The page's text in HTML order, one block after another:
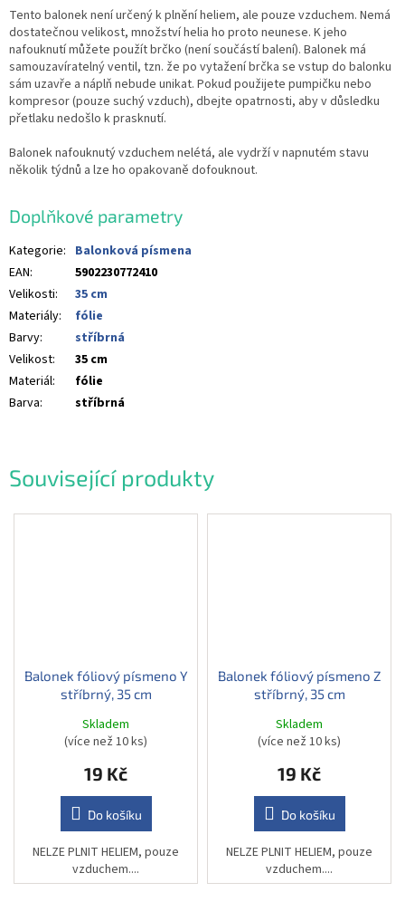
Související produkty
Balonek fóliový písmeno Y
stříbrný, 35 cm
Skladem
(více než 10 ks)
19 Kč
Do košíku
NELZE PLNIT HELIEM, pouze
vzduchem....
Balonek fóliový písmeno Z
stříbrný, 35 cm
Skladem
(více než 10 ks)
19 Kč
Do košíku
NELZE PLNIT HELIEM, pouze
vzduchem....
Tento balonek není určený k plnění heliem, ale pouze vzduchem. Nemá
dostatečnou velikost, množství helia ho proto neunese. K jeho
nafouknutí můžete použít brčko (není součástí balení). Balonek má
samouzavíratelný ventil, tzn. že po vytažení brčka se vstup do balonku
sám uzavře a náplň nebude unikat. Pokud použijete pumpičku nebo
kompresor (pouze suchý vzduch), dbejte opatrnosti, aby v důsledku
přetlaku nedošlo k prasknutí.
Balonek nafouknutý vzduchem nelétá, ale vydrží v napnutém stavu
několik týdnů a lze ho opakovaně dofouknout.
Doplňkové parametry
Kategorie: Balonková písmena
EAN:
5902230772410
Velikosti:
35 cm
Materiály:
fólie
Barvy:
stříbrná
Velikost:
35 cm
Materiál:
fólie
Barva: stříbrná